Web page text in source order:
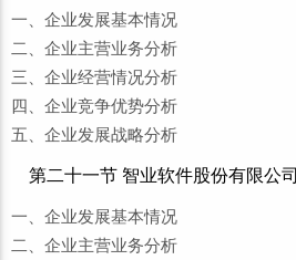
一、企业发展基本情况
二、企业主营业务分析
三、企业经营情况分析
四、企业竞争优势分析
五、企业发展战略分析
第二十一节 智业软件股份有限公司
一、企业发展基本情况
二、企业主营业务分析